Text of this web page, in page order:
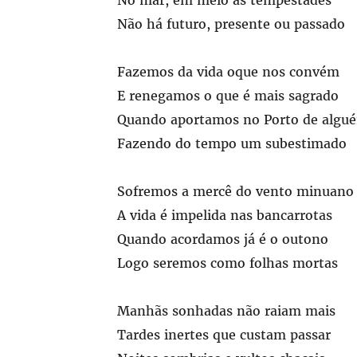
Não há futuro, presente ou passado
Fazemos da vida oque nos convém
E renegamos o que é mais sagrado
Quando aportamos no Porto de
Fazendo do tempo um subestimado
Sofremos a mercê do vento minuano
A vida é impelida nas bancarrotas
Quando acordamos já é o outono
Logo seremos como folhas mortas
Manhãs sonhadas não raiam mais
Tardes inertes que custam passar